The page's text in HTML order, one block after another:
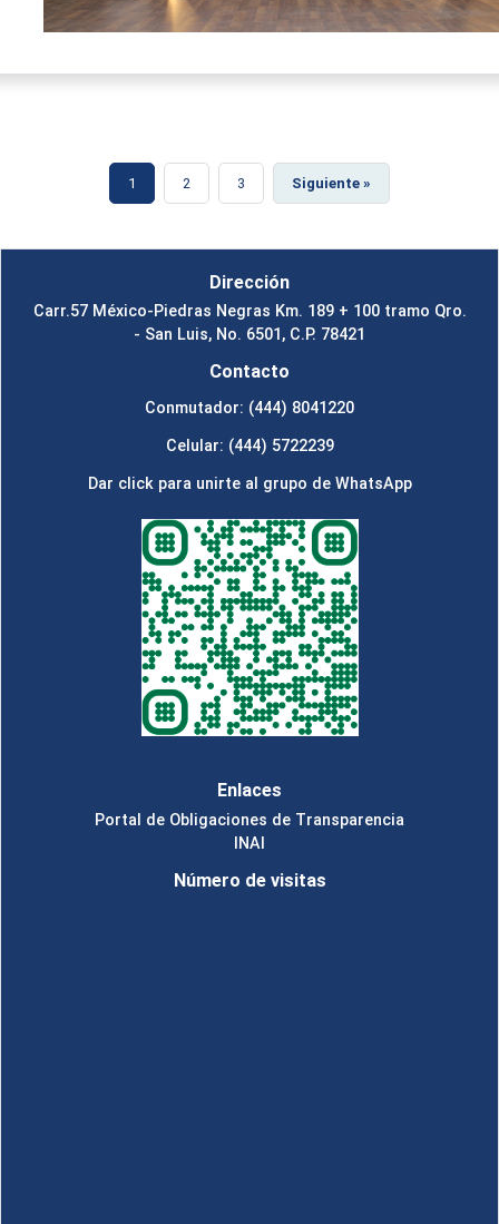
1 2 3 Siguiente »
Dirección
Carr.57 México-Piedras Negras Km. 189 + 100 tramo Qro.
- San Luis, No. 6501, C.P. 78421
Contacto
Conmutador: (444) 8041220
Celular: (444) 5722239
Dar click para unirte al grupo de WhatsApp
Enlaces
Portal de Obligaciones de Transparencia
INAI
Número de visitas